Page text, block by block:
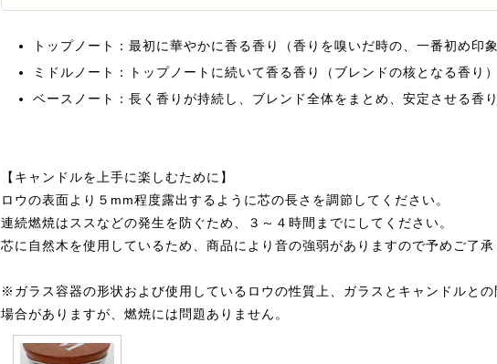
トップノート：最初に華やかに香る香り（香りを嗅いだ時の、一番初め印
ミドルノート：トップノートに続いて香る香り（ブレンドの核となる香り）
ベースノート：長く香りが持続し、ブレンド全体をまとめ、安定させる香り
【キャンドルを上手に楽しむために】
ロウの表面より５mm程度露出するように芯の長さを調節してください。
連続燃焼はススなどの発生を防ぐため、３～４時間までにしてください。
芯に自然木を使用しているため、商品により音の強弱がありますので予めご了承
※ガラス容器の形状および使用しているロウの性質上、ガラスとキャンドルと
場合がありますが、燃焼には問題ありません。